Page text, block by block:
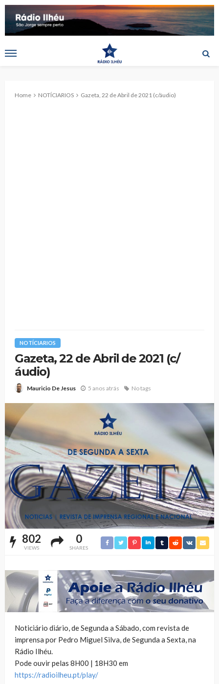
Home NOTÍCIARIOS Gazeta, 22 de Abril de 2021 (c/áudio)
NOTÍCIARIOS
Gazeta, 22 de Abril de 2021 (c/
áudio)
Mauricio De Jesus 5 anos atrás No tags
802
VIEWS
0
SHARES
Noticiário diário, de Segunda a Sábado, com revista de
imprensa por Pedro Miguel Silva, de Segunda a Sexta, na
Rádio Ilhéu.
Pode ouvir pelas 8H00 | 18H30 em
https://radioilheu.pt/play/